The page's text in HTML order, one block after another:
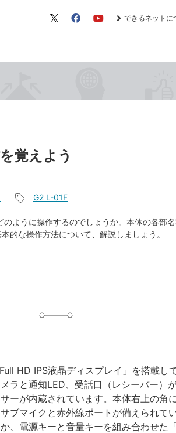
X（旧 FacebookYouTube
できるネットに
覚えよう
事
タ
G2 L-01F
のように操作するのでしょうか。本体の各部
本的な操作方法について、解説しましょう。
HD IPS液晶ディスプレイ」を搭載し
ラと通知LED、受話口（レシーバー）
ーが内蔵されています。本体右上の角
ブマイクと赤外線ポートが備えられて
、電源キーと音量キーを組み合わせた